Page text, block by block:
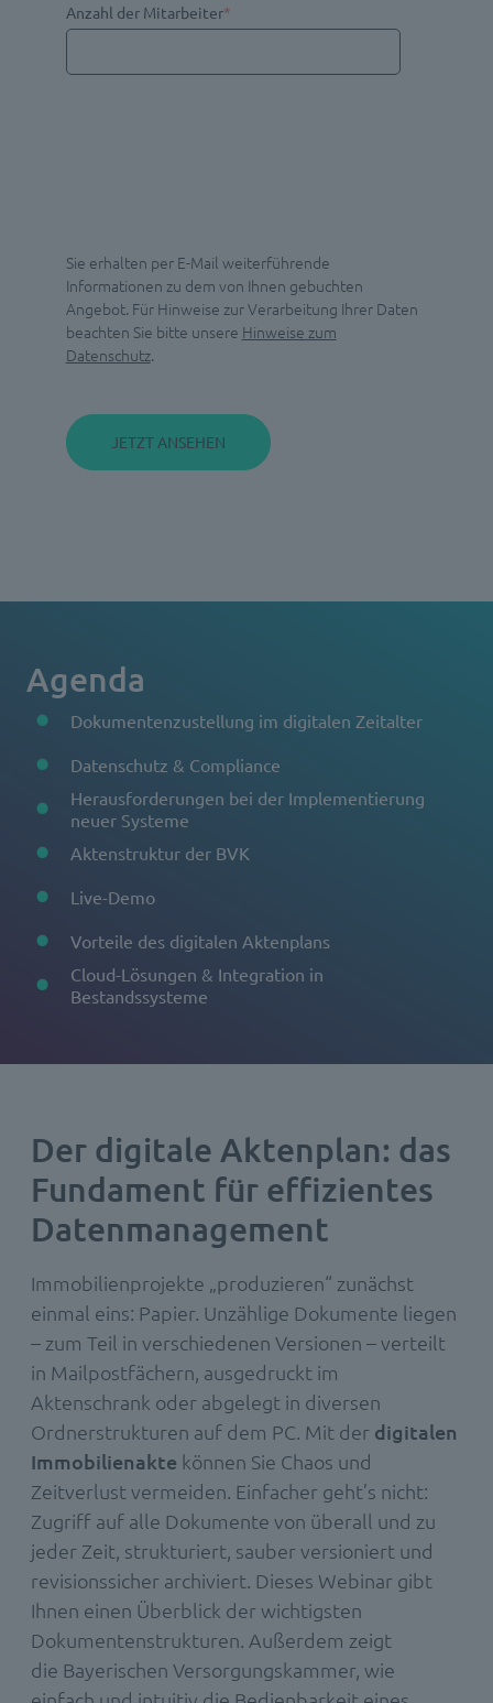
Anzahl der Mitarbeiter*
Sie erhalten per E-Mail weiterführende
Informationen zu dem von Ihnen gebuchten
Angebot. Für Hinweise zur Verarbeitung Ihrer Daten
beachten Sie bitte unsere Hinweise zum
Datenschutz.
Agenda
Dokumentenzustellung im digitalen Zeitalter
Datenschutz & Compliance
Herausforderungen bei der Implementierung
neuer Systeme
Aktenstruktur der BVK
Live-Demo
Vorteile des digitalen Aktenplans
Cloud-Lösungen & Integration in
Bestandssysteme
Der digitale Aktenplan: das
Fundament für effizientes
Datenmanagement
Immobilienprojekte „produzieren“ zunächst
einmal eins: Papier. Unzählige Dokumente liegen
– zum Teil in verschiedenen Versionen – verteilt
in Mailpostfächern, ausgedruckt im
Aktenschrank oder abgelegt in diversen
Ordnerstrukturen auf dem PC. Mit der digitalen
Immobilienakte können Sie Chaos und
Zeitverlust vermeiden. Einfacher geht’s nicht:
Zugriff auf alle Dokumente von überall und zu
jeder Zeit, strukturiert, sauber versioniert und
revisionssicher archiviert. Dieses Webinar gibt
Ihnen einen Überblick der wichtigsten
Dokumentenstrukturen. Außerdem zeigt
die Bayerischen Versorgungskammer, wie